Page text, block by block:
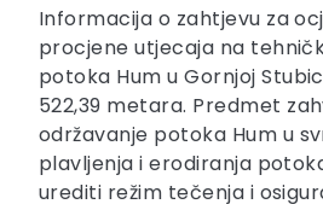
Informacija o zahtjevu za
procjene utjecaja na
potoka Hum u Gornjoj
522,39 metara. Predmet
održavanje potoka Hum u
plavljenja i erodiranja
urediti režim tečenja i